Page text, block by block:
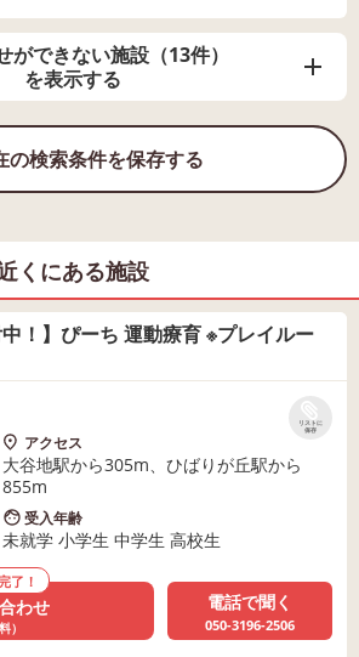
ができない施設（13件）
を表示する
の検索条件を保存する
くにある施設
中！】ぴーち 運動療育 ※プレイルー
リストに
保存
アクセス
大谷地駅から305m、ひばりが丘駅から
855m
受入年齢
未就学 小学生 中学生 高校生
了！
わせ
）
電話で聞く
050-3196-2506